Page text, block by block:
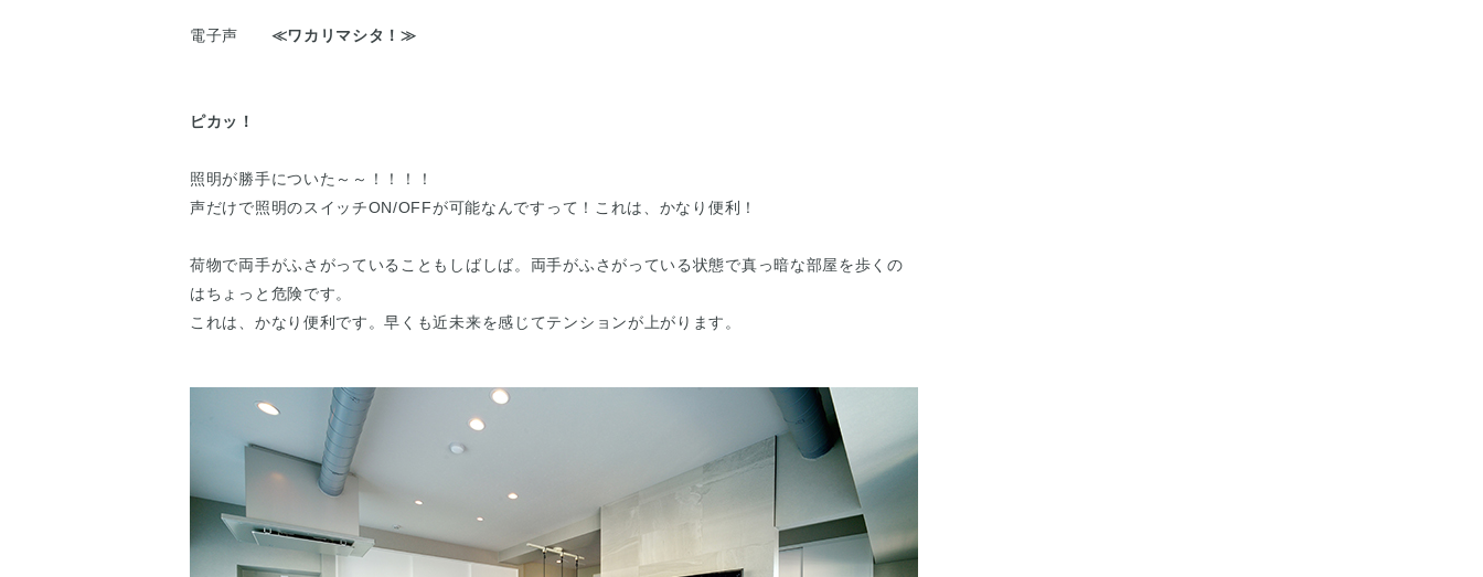
電子声 ≪ワカリマシタ！≫
ピカッ！
照明が勝手についた～～！！！！
声だけで照明のスイッチON/OFFが可能なんですって！これは、かなり便利！
荷物で両手がふさがっていることもしばしば。両手がふさがっている状態で真っ暗な部屋を歩くの
はちょっと危険です。
これは、かなり便利です。早くも近未来を感じてテンションが上がります。